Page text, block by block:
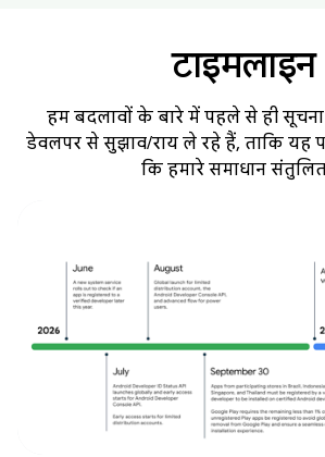
टाइमलाइन
हम बदलावों के बारे में पहले से ही सूचना
डेवलपर से सुझाव/राय ले रहे हैं, ताकि यह
कि हमारे समाधान